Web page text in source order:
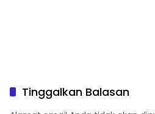
Tinggalkan Balasan